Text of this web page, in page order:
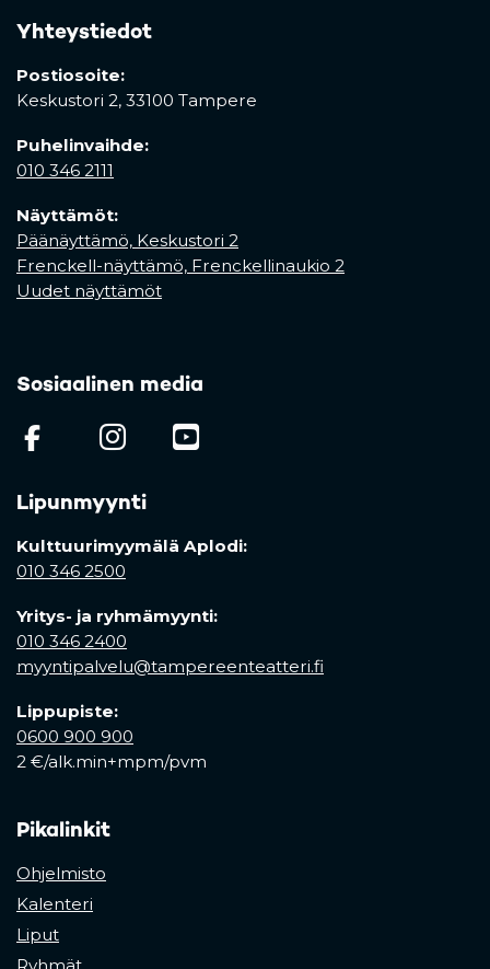
Yhteystiedot
Postiosoite:
Keskustori 2, 33100 Tampere
Puhelinvaihde:
010 346 2111
Näyttämöt:
Päänäyttämö, Keskustori 2
Frenckell-näyttämö, Frenckellinaukio 2
Uudet näyttämöt
Sosiaalinen media
(opens in a new tab)
(opens in a new tab)
Lipunmyynti
Kulttuurimyymälä Aplodi:
010 346 2500
Yritys- ja ryhmämyynti:
010 346 2400
myyntipalvelu@tampereenteatteri.fi
Lippupiste:
0600 900 900
2 €/alk.min+mpm/pvm
Pikalinkit
Ohjelmisto
Kalenteri
Liput